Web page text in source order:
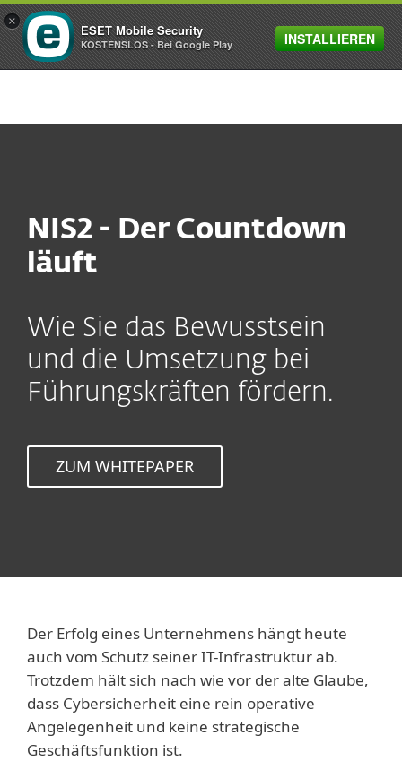
MENU
NIS2 - Der Countdown
läuft
Wie Sie das Bewusstsein
und die Umsetzung bei
Führungskräften fördern.
ZUM WHITEPAPER
Der Erfolg eines Unternehmens hängt heute
auch vom Schutz seiner IT-Infrastruktur ab.
Trotzdem hält sich nach wie vor der alte Glaube,
dass Cybersicherheit eine rein operative
Angelegenheit und keine strategische
Geschäftsfunktion ist.
×
ESET Mobile Security
KOSTENSLOS - Bei Google Play INSTALLIEREN